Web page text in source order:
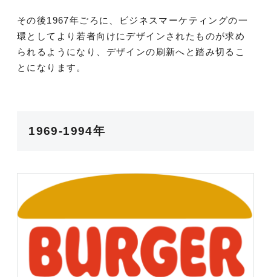
その後1967年ごろに、ビジネスマーケティングの一
環としてより若者向けにデザインされたものが求め
られるようになり、デザインの刷新へと踏み切るこ
とになります。
1969-1994年